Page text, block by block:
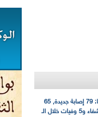
كورونا: 79 إصابة جديدة, 65
حالة شفاء و5 وفيات خلال الـ